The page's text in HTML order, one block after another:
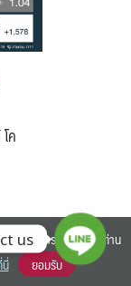
ค
สิทธิภาพการใช้งานของท่าน
ยอมรับ
us